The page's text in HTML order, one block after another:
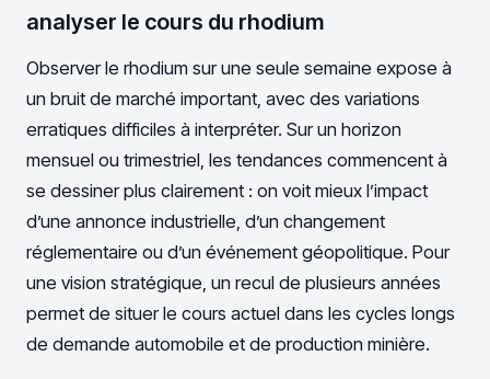
analyser le cours du rhodium
Observer le rhodium sur une seule semaine expose à
un bruit de marché important, avec des variations
erratiques difficiles à interpréter. Sur un horizon
mensuel ou trimestriel, les tendances commencent à
se dessiner plus clairement : on voit mieux l’impact
d’une annonce industrielle, d’un changement
réglementaire ou d’un événement géopolitique. Pour
une vision stratégique, un recul de plusieurs années
permet de situer le cours actuel dans les cycles longs
de demande automobile et de production minière.